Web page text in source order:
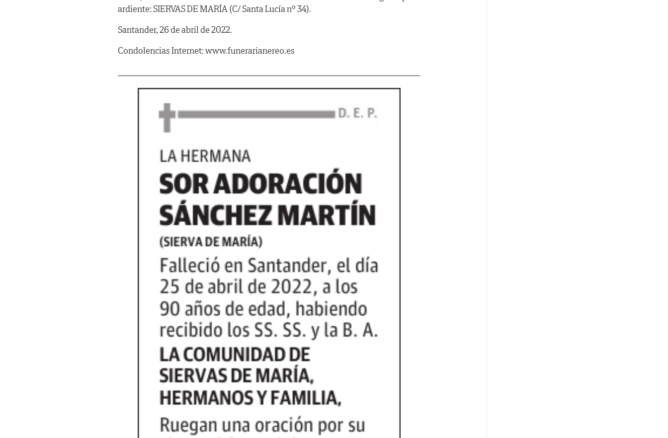
ardiente: SIERVAS DE MARÍA (C/ Santa Lucía nº 34).
Santander, 26 de abril de 2022.
Condolencias Internet: www.funerarianereo.es